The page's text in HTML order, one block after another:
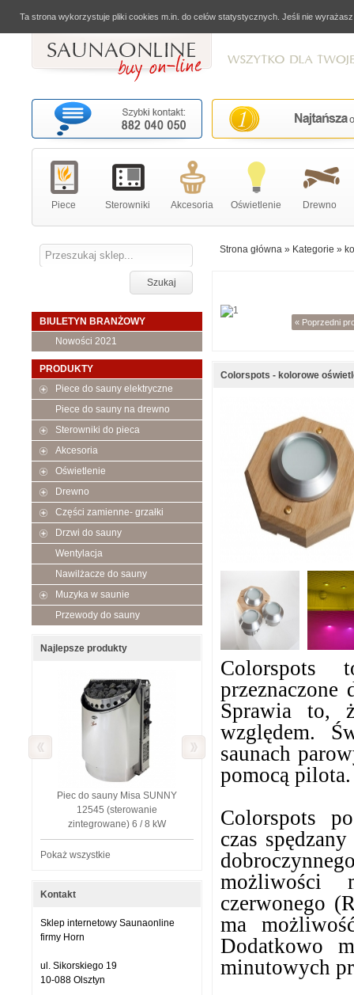
Ta strona wykorzystuje pliki cookies m.in. do celów statystycznych. Jeśli nie
Piece Sterowniki Akcesoria Oświetlenie Drewno
Szukaj
BIULETYN BRANŻOWY
Nowości 2021
PRODUKTY
Piece do sauny elektryczne
Piece do sauny na drewno
Sterowniki do pieca
Akcesoria
Oświetlenie
Drewno
Części zamienne- grzałki
Drzwi do sauny
Wentylacja
Nawilżacze do sauny
Muzyka w saunie
Przewody do sauny
Najlepsze produkty
Piec do sauny Misa SUNNY
12545 (sterowanie
zintegrowane) 6 / 8 kW
Pokaż wszystkie
Kontakt
Sklep internetowy Saunaonline
firmy Horn
ul. Sikorskiego 19
10-088 Olsztyn
Strona główna » Kategorie »
« Poprzedni
Colorspots - kolorowe
Colorspots
Sprawia to,
względem.
saunach
pomocą pilota.
Colorspots
czas
możliwości
czerwonego
ma
Dodatkowo
minutowych